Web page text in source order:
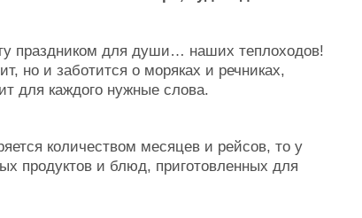
праздником для души… наших теплоходов!
но и заботится о моряках и речниках,
для каждого нужные слова.
количеством месяцев и рейсов, то у
продуктов и блюд, приготовленных для